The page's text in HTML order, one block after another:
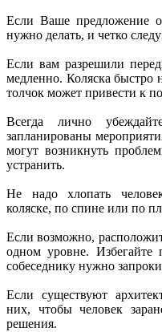
Если Ваше предложение
нужно делать, и четко
Если вам разрешили
медленно. Коляска быстро
толчок может привести к
Всегда лично
запланированы
могут возникнуть
устранить.
Не надо хлопать
коляске, по спине или по
Если возможно,
одном уровне.
собеседнику нужно
Если существуют
них, чтобы человек
решения.